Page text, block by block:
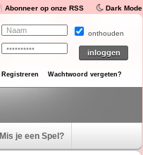
Abonneer op onze RSS Dark Mode
onthouden
Registreren Wachtwoord vergeten?
Mis je een Spel?